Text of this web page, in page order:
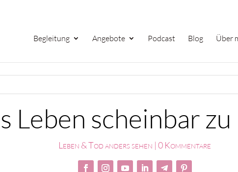
Begleitung Angebote Podcast Blog Über
Leben scheinbar
Leben & Tod anders sehen | 0 Kommentare